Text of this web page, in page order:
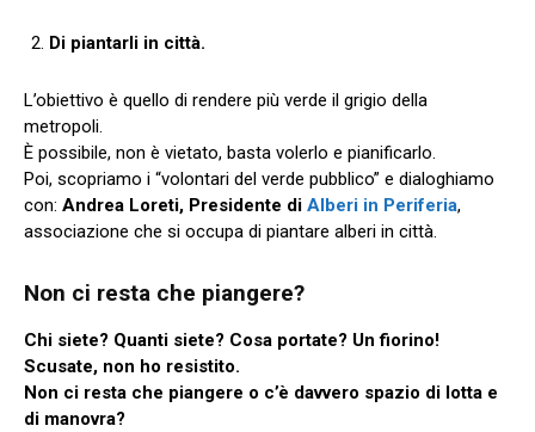
Di piantarli in città.
L’obiettivo è quello di rendere più verde il grigio della
metropoli.
È possibile, non è vietato, basta volerlo e pianificarlo.
Poi, scopriamo i “volontari del verde pubblico” e dialoghiamo
con: Andrea Loreti, Presidente di Alberi in Periferia,
associazione che si occupa di piantare alberi in città.
Non ci resta che piangere?
Chi siete? Quanti siete? Cosa portate? Un fiorino!
Scusate, non ho resistito.
Non ci resta che piangere o c’è davvero spazio di lotta e
di manovra?